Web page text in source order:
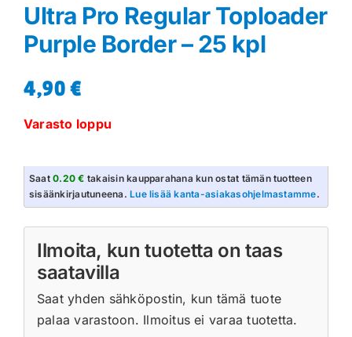
Ultra Pro Regular Toploader
Purple Border – 25 kpl
4,90€
Varasto loppu
Saat0.20 € takaisin kaupparahana kun ostat tämän tuotteen
sisäänkirjautuneena.Lue lisää kanta-asiakasohjelmastamme.
Ilmoita, kun tuotetta on taas
saatavilla
Saat yhden sähköpostin, kun tämä tuote
palaa varastoon. Ilmoitus ei varaa tuotetta.